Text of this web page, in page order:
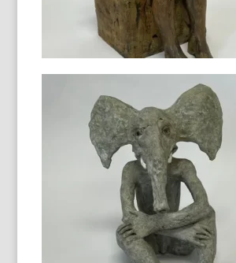
Minotaure bronze
50X30X45